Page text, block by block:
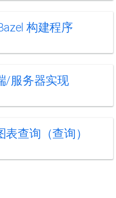
构建程序
/服务器实现
表查询（查询）